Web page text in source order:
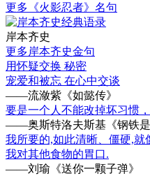
更多《火影忍者》名句
岸本齐史
更多岸本齐史金句
用怀疑交换 秘密
宠爱和被忘 在心中交谈
——流潋紫《如懿传》
要是一个人不能改掉坏习惯
——奥斯特洛夫斯基《钢铁是
我所要的,如此清晰、僵硬,就
我对其他食物的胃口.
——刘瑜《送你一颗子弹》